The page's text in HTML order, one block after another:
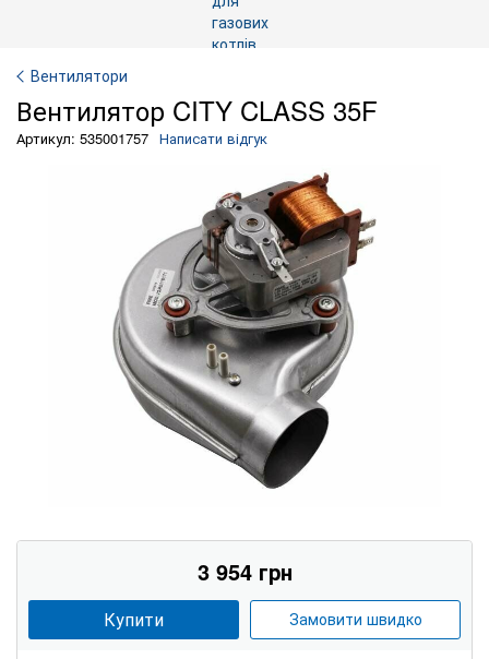
Вентилятори
Вентилятор CITY CLASS 35F
Артикул: 535001757 Написати відгук
3 954 грн
Купити Замовити швидко